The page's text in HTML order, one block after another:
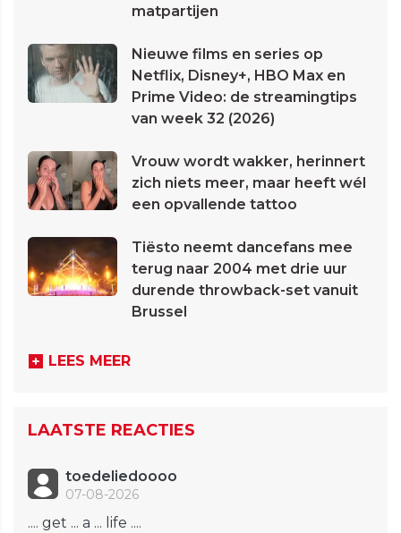
matpartijen
Nieuwe films en series op
Netflix, Disney+, HBO Max en
Prime Video: de streamingtips
van week 32 (2026)
Vrouw wordt wakker, herinnert
zich niets meer, maar heeft wél
een opvallende tattoo
Tiësto neemt dancefans mee
terug naar 2004 met drie uur
durende throwback-set vanuit
Brussel
LEES MEER
LAATSTE REACTIES
toedeliedoooo
07-08-2026
.... get ... a ... life ....